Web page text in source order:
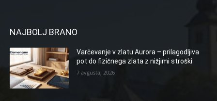
NAJBOLJ BRANO
Varčevanje v zlatu Aurora – prilagodljiva
pot do fizičnega zlata z nižjimi stroški
7 avgusta, 2026